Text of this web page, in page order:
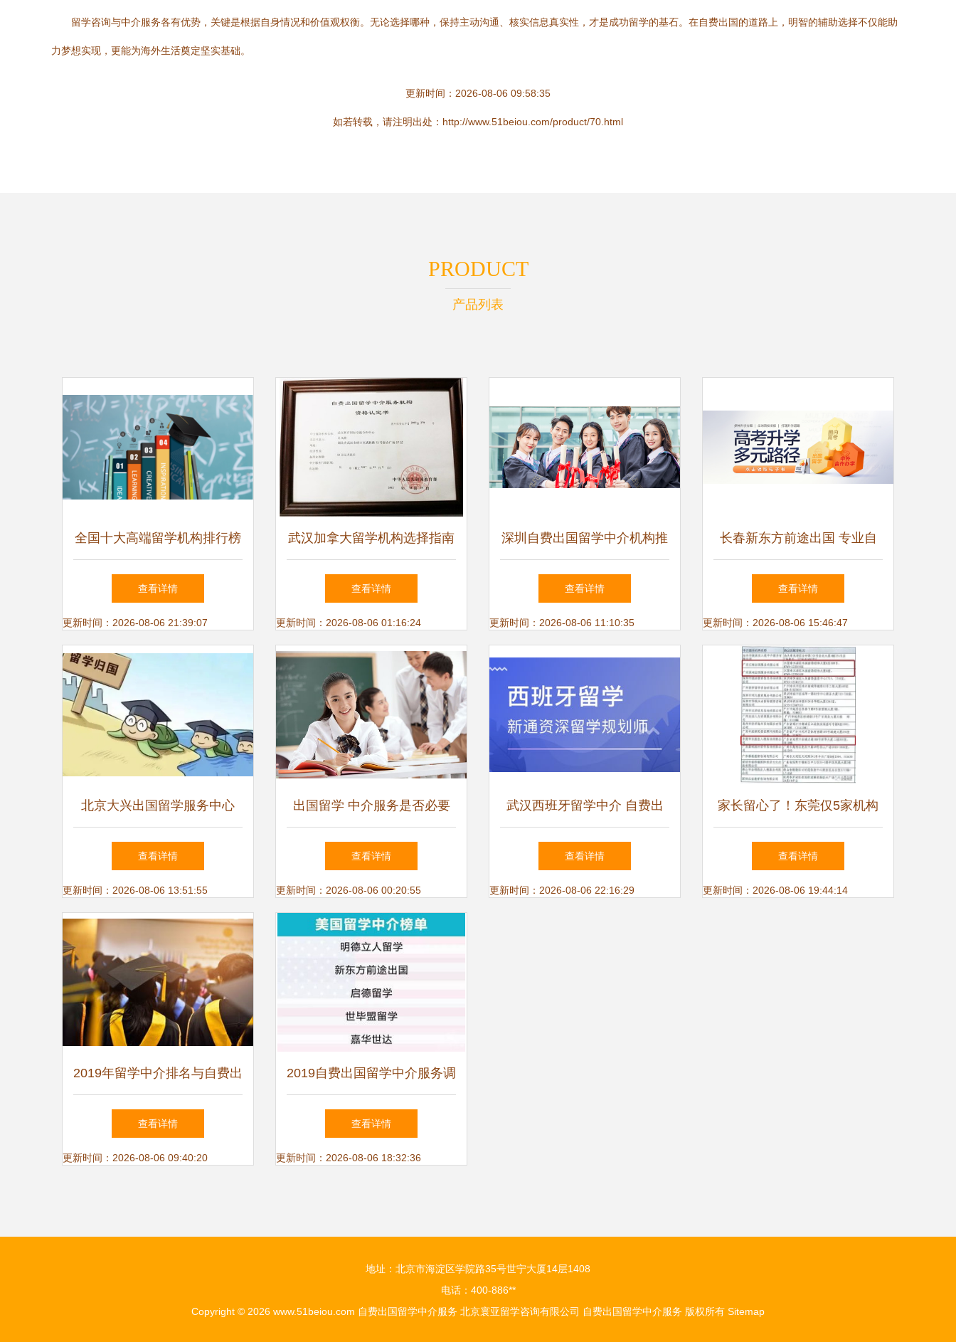
留学咨询与中介服务各有优势，关键是根据自身情况和价值观权衡。无论选择哪种，保持主动沟通、核实信息真实性，才是成功留学的基石。在自费出国的道路上，明智的辅助选择不仅能助
力梦想实现，更能为海外生活奠定坚实基础。
更新时间：2026-08-06 09:58:35
如若转载，请注明出处：http://www.51beiou.com/product/70.html
PRODUCT
产品列表
全国十大高端留学机构排行榜
| 自费出国留学中介服务全面
指南
查看详情
更新时间：2026-08-06 21:39:07
武汉加拿大留学机构选择指南
费用、口碑与推荐
查看详情
更新时间：2026-08-06 01:16:24
深圳自费出国留学中介机构推
荐 实力与口碑双重考量指南
查看详情
更新时间：2026-08-06 11:10:35
长春新东方前途出国 专业自
费留学服务全解析
查看详情
更新时间：2026-08-06 15:46:47
北京大兴出国留学服务中心
专业自费出国留学中介服务指
南
查看详情
更新时间：2026-08-06 13:51:55
出国留学 中介服务是否必要
——基于自费留学服务性质的
深入思考
查看详情
更新时间：2026-08-06 00:20:55
武汉西班牙留学中介 自费出
国留学中介服务全指南
查看详情
更新时间：2026-08-06 22:16:29
家长留心了！东莞仅5家机构
具备自费出国留学服务资质
查看详情
更新时间：2026-08-06 19:44:14
2019年留学中介排名与自费出
国咨询感受 揭秘榜单背后的
秘密
查看详情
更新时间：2026-08-06 09:40:20
2019自费出国留学中介服务调
查报告 谁最靠谱？留学前必
看指南
查看详情
更新时间：2026-08-06 18:32:36
地址：北京市海淀区学院路35号世宁大厦14层1408
电话：400-886**
Copyright © 2026 www.51beiou.com 自费出国留学中介服务 北京寰亚留学咨询有限公司 自费出国留学中介服务 版权所有 Sitemap